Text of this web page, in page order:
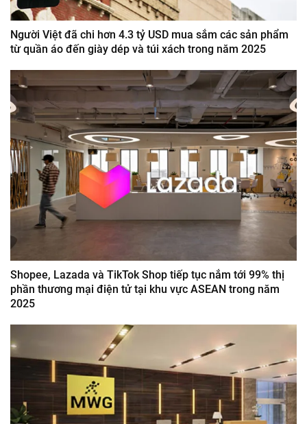
Người Việt đã chi hơn 4.3 tỷ USD mua sắm các sản phẩm
từ quần áo đến giày dép và túi xách trong năm 2025
Shopee, Lazada và TikTok Shop tiếp tục nắm tới 99% thị
phần thương mại điện tử tại khu vực ASEAN trong năm
2025